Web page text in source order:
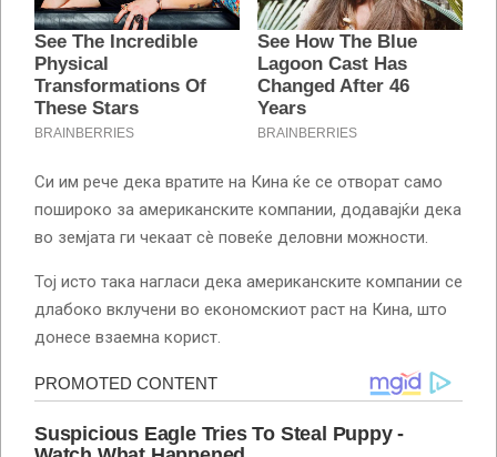
Си им рече дека вратите на Кина ќе се отворат само
пошироко за американските компании, додавајќи дека
во земјата ги чекаат сè повеќе деловни можности.
Тој исто така нагласи дека американските компании се
длабоко вклучени во економскиот раст на Кина, што
донесе взаемна корист.